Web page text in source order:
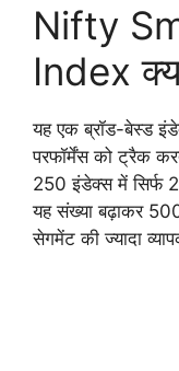
Nifty
Index
यह एक ब्रॉड-बेस्ड
परफॉर्मेंस को ट्रैक
250 इंडेक्स में सिर्फ
यह संख्या बढ़ाकर
सेगमेंट की ज्यादा